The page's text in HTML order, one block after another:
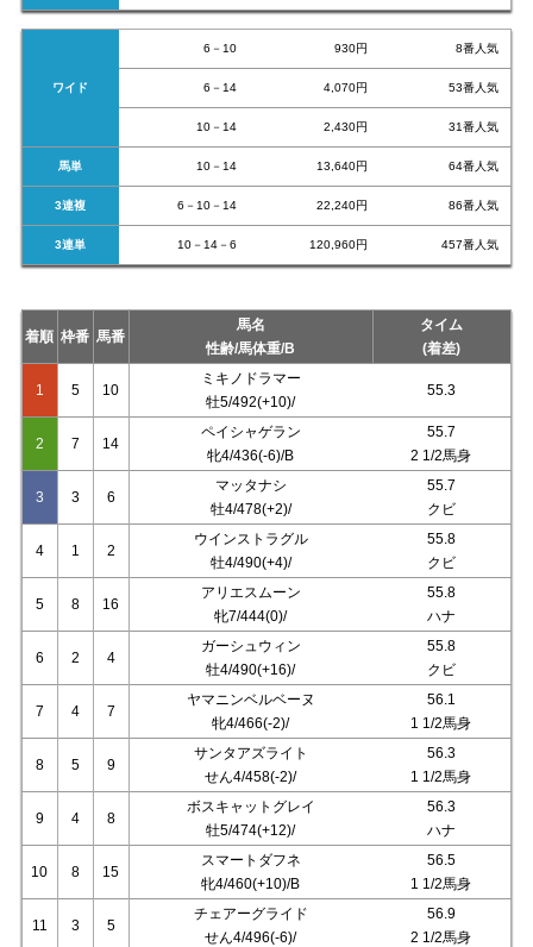
ワイド
6－10 930円 8番人気
6－14 4,070円 53番人気
10－14 2,430円 31番人気
馬単 10－14 13,640円 64番人気
3連複 6－10－14 22,240円 86番人気
3連単 10－14－6 120,960円 457番人気
着順 枠番 馬番
馬名
性齢/馬体重/B
タイム
(着差)
1 5 10
ミキノドラマー
牡5/492(+10)/
55.3
2 7 14
ペイシャゲラン
牝4/436(-6)/B
55.7
2 1/2馬身
3 3 6
マッタナシ
牡4/478(+2)/
55.7
クビ
4 1 2
ウインストラグル
牡4/490(+4)/
55.8
クビ
5 8 16
アリエスムーン
牝7/444(0)/
55.8
ハナ
6 2 4
ガーシュウィン
牡4/490(+16)/
55.8
クビ
7 4 7
ヤマニンベルベーヌ
牝4/466(-2)/
56.1
1 1/2馬身
8 5 9
サンタアズライト
せん4/458(-2)/
56.3
1 1/2馬身
9 4 8
ボスキャットグレイ
牡5/474(+12)/
56.3
ハナ
10 8 15
スマートダフネ
牝4/460(+10)/B
56.5
1 1/2馬身
11 3 5
チェアーグライド
せん4/496(-6)/
56.9
2 1/2馬身